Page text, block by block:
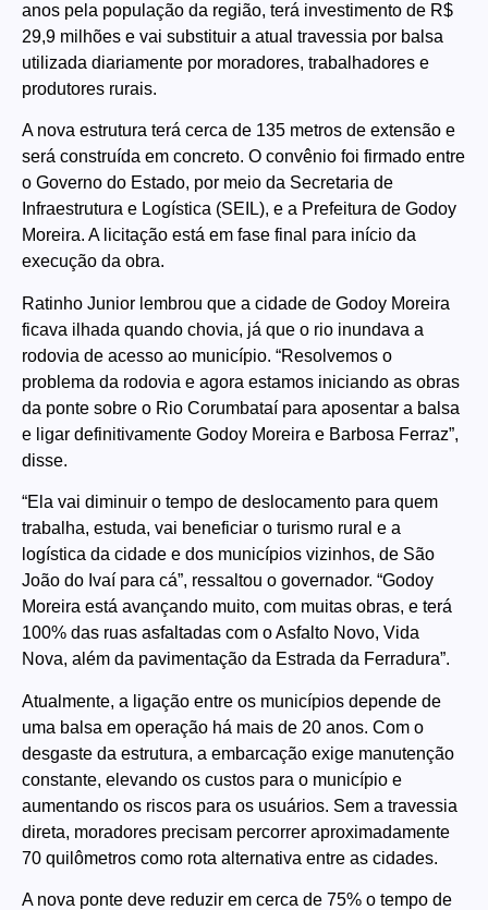
anos pela população da região, terá investimento de R$
29,9 milhões e vai substituir a atual travessia por balsa
utilizada diariamente por moradores, trabalhadores e
produtores rurais.
A nova estrutura terá cerca de 135 metros de extensão e
será construída em concreto. O convênio foi firmado entre
o Governo do Estado, por meio da Secretaria de
Infraestrutura e Logística (SEIL), e a Prefeitura de Godoy
Moreira. A licitação está em fase final para início da
execução da obra.
Ratinho Junior lembrou que a cidade de Godoy Moreira
ficava ilhada quando chovia, já que o rio inundava a
rodovia de acesso ao município. “Resolvemos o
problema da rodovia e agora estamos iniciando as obras
da ponte sobre o Rio Corumbataí para aposentar a balsa
e ligar definitivamente Godoy Moreira e Barbosa Ferraz”,
disse.
“Ela vai diminuir o tempo de deslocamento para quem
trabalha, estuda, vai beneficiar o turismo rural e a
logística da cidade e dos municípios vizinhos, de São
João do Ivaí para cá”, ressaltou o governador. “Godoy
Moreira está avançando muito, com muitas obras, e terá
100% das ruas asfaltadas com o Asfalto Novo, Vida
Nova, além da pavimentação da Estrada da Ferradura”.
Atualmente, a ligação entre os municípios depende de
uma balsa em operação há mais de 20 anos. Com o
desgaste da estrutura, a embarcação exige manutenção
constante, elevando os custos para o município e
aumentando os riscos para os usuários. Sem a travessia
direta, moradores precisam percorrer aproximadamente
70 quilômetros como rota alternativa entre as cidades.
A nova ponte deve reduzir em cerca de 75% o tempo de